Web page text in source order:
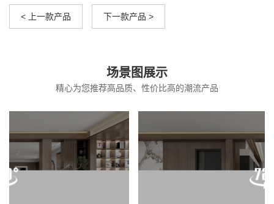
< 上一款产品 下一款产品 >
场景图展示
精心为您推荐高品质、性价比高的潮流产品